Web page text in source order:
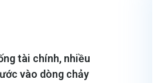
tài chính, nhiều
vào dòng chảy